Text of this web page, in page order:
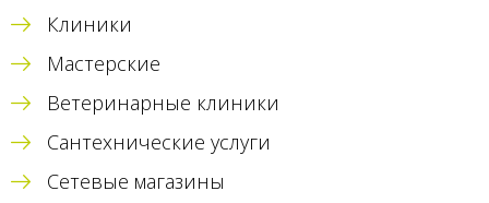
Клиники
Мастерские
Ветеринарные клиники
Сантехнические услуги
Сетевые магазины